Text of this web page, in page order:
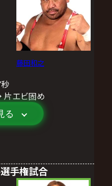
藤田和之
片エビ固め
る
手権試合